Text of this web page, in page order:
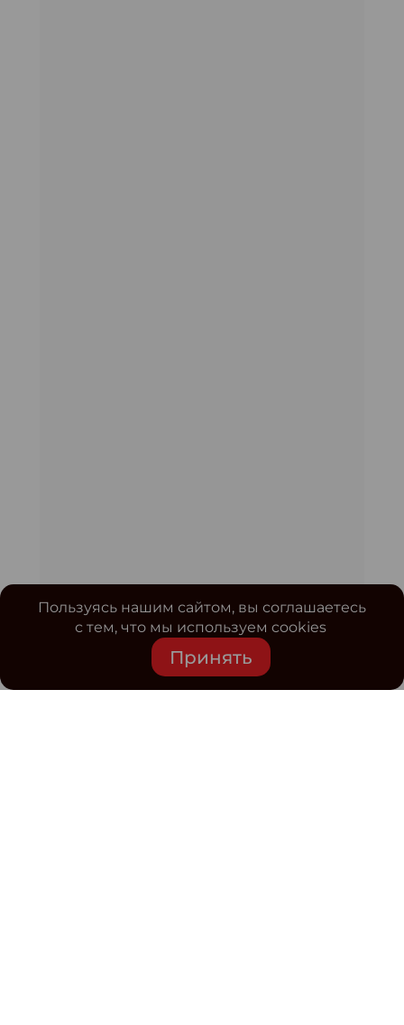
Пользуясь нашим сайтом, вы соглашаетесь
с тем, что мы используем cookies
Принять